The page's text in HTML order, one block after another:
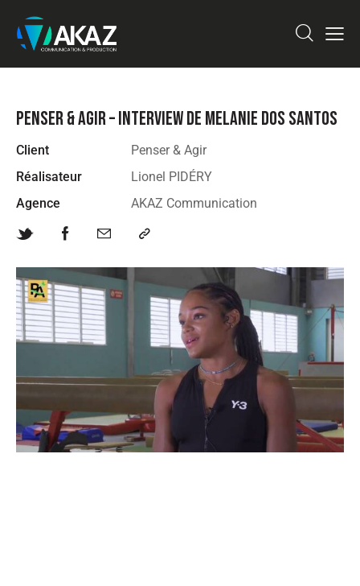
PENSER & AGIR – INTERVIEW DE MELANIE DOS SANTOS
Client
Penser & Agir
Réalisateur
Lionel PIDÉRY
Agence
AKAZ Communication